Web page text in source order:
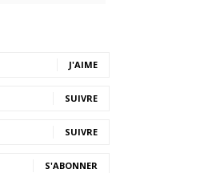
J'AIME
SUIVRE
SUIVRE
S'ABONNER